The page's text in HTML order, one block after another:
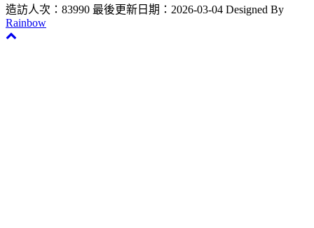
造訪人次：83990 最後更新日期：2026-03-04 Designed By
Rainbow